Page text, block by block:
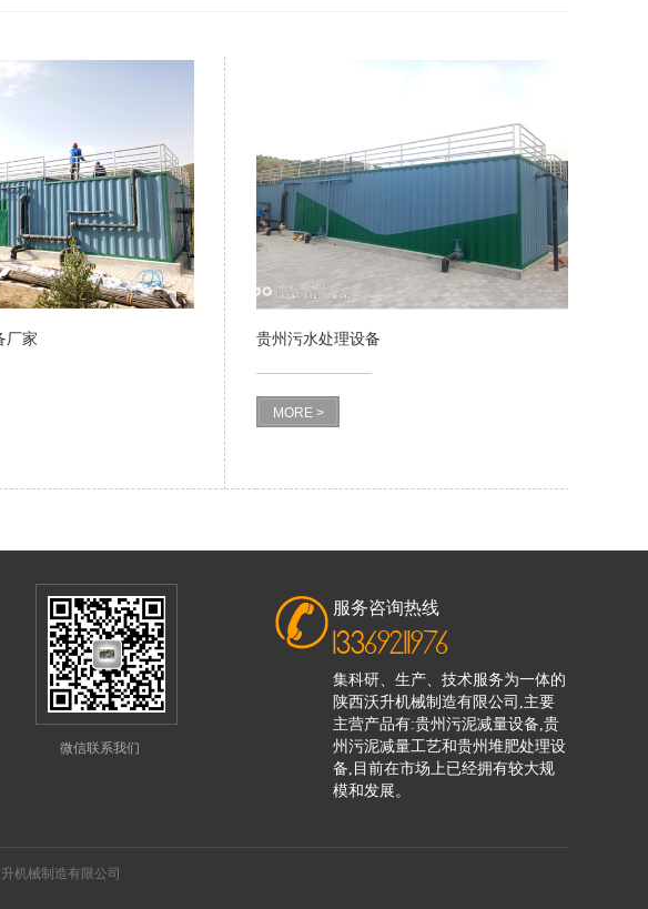
厂家 贵州污水处理设备
MORE >
微信联系我们
服务咨询热线
13369211976
集科研、生产、技术服务为一体的
陕西沃升机械制造有限公司,主要
主营产品有:贵州污泥减量设备,贵
州污泥减量工艺和贵州堆肥处理设
备,目前在市场上已经拥有较大规
模和发展。
机械制造有限公司